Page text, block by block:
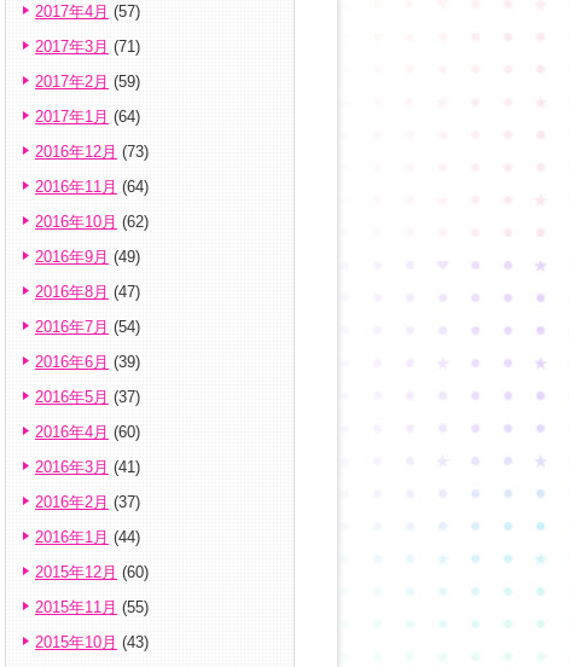
2017年4月 (57)
2017年3月 (71)
2017年2月 (59)
2017年1月 (64)
2016年12月 (73)
2016年11月 (64)
2016年10月 (62)
2016年9月 (49)
2016年8月 (47)
2016年7月 (54)
2016年6月 (39)
2016年5月 (37)
2016年4月 (60)
2016年3月 (41)
2016年2月 (37)
2016年1月 (44)
2015年12月 (60)
2015年11月 (55)
2015年10月 (43)